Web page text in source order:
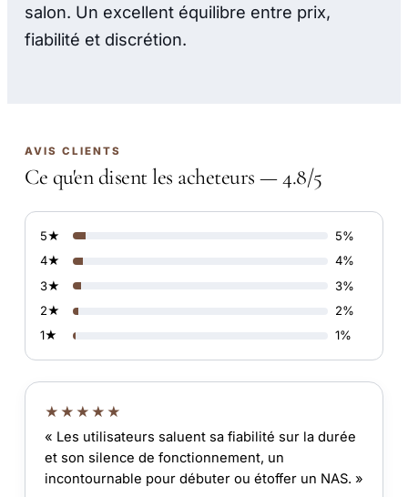
salon. Un excellent équilibre entre prix,
fiabilité et discrétion.
AVIS CLIENTS
Ce qu'en disent les acheteurs — 4.8/5
5★
5%
4★
4%
3★
3%
2★
2%
1★
1%
★★★★★
« Les utilisateurs saluent sa fiabilité sur la durée
et son silence de fonctionnement, un
incontournable pour débuter ou étoffer un NAS. »